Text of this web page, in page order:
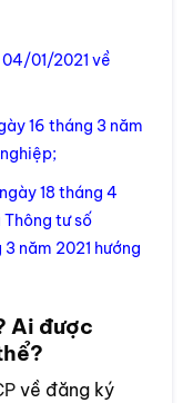
01/2021 về
16 tháng 3 năm
18 tháng 4
tư số
năm 2021 hướng
Ai được
về đăng ký